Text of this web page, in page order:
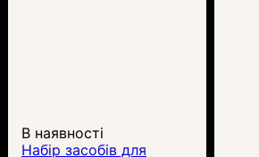
В наявності
Набір засобів для